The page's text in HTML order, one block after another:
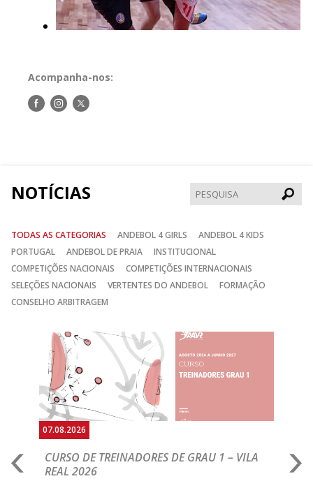
Acompanha-nos:
Siga-Siga-Siga-
NOTÍCIAS
TODAS AS CATEGORIAS ANDEBOL 4 GIRLS
ANDEBOL 4 KIDS
PORTUGAL
ANDEBOL DE PRAIA
INSTITUCIONAL
COMPETIÇÕES NACIONAIS
COMPETIÇÕES INTERNACIONAIS
SELEÇÕES NACIONAIS
VERTENTES DO ANDEBOL
FORMAÇÃO
CONSELHO ARBITRAGEM
07.08.2026
CURSO DE TREINADORES DE GRAU 1 – VILA
REAL 2026
Anterior